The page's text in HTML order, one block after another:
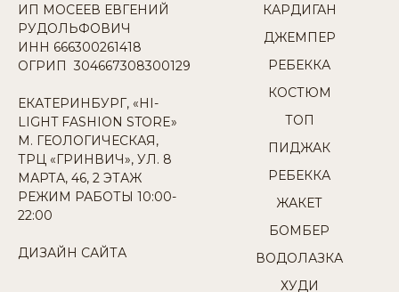
ИП МОСЕЕВ ЕВГЕНИЙ
РУДОЛЬФОВИЧ
ИНН 666300261418
ОГРИП 304667308300129
ЕКАТЕРИНБУРГ, «HI-
LIGHT FASHION STORE»
М. ГЕОЛОГИЧЕСКАЯ,
ТРЦ «ГРИНВИЧ», УЛ. 8
МАРТА, 46, 2 ЭТАЖ
РЕЖИМ РАБОТЫ 10:00-
22:00
ДИЗАЙН САЙТА
КАРДИГАН
ДЖЕМПЕР
РЕБЕККА
КОСТЮМ
ТОП
ПИДЖАК
РЕБЕККА
ЖАКЕТ
БОМБЕР
ВОДОЛАЗКА
ХУДИ